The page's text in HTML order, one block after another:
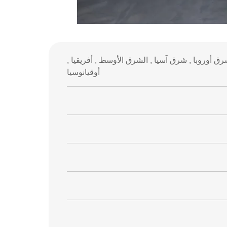
, شرق أوروبا , شرق آسيا , الشرق الأوسط , أفريقيا ,
أوقيانوسيا